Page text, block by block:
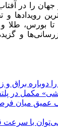
را در
رویدادها
بورس، طلا و
و
براق و
مکمل در
عمیق میان
با سرعت